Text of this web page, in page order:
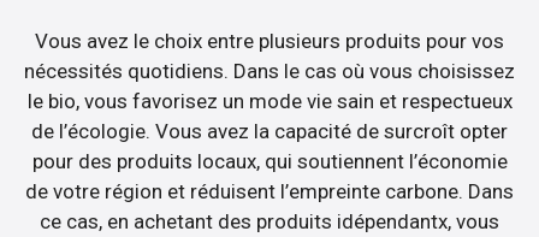
Vous avez le choix entre plusieurs produits pour vos
nécessités quotidiens. Dans le cas où vous choisissez
le bio, vous favorisez un mode vie sain et respectueux
de l’écologie. Vous avez la capacité de surcroît opter
pour des produits locaux, qui soutiennent l’économie
de votre région et réduisent l’empreinte carbone. Dans
ce cas, en achetant des produits idépendantx, vous